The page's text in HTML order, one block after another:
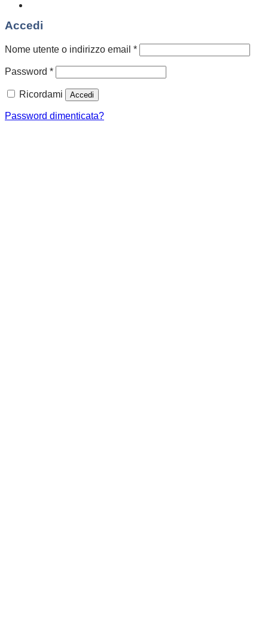
Accedi
Nome utente o indirizzo email *Richiesto
Password *Richiesto
Ricordami Accedi
Password dimenticata?